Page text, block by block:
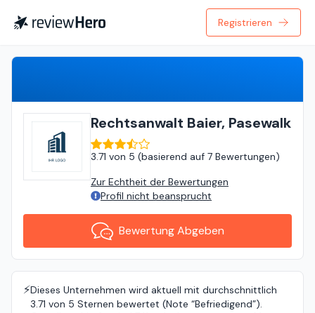
Registrieren
Rechtsanwalt Baier, Pasewalk
3.71 von 5 (basierend auf 7 Bewertungen)
Zur Echtheit der Bewertungen
Profil nicht beansprucht
Bewertung Abgeben
⚡️Dieses Unternehmen wird aktuell mit durchschnittlich
3.71 von 5 Sternen bewertet (Note “Befriedigend”).